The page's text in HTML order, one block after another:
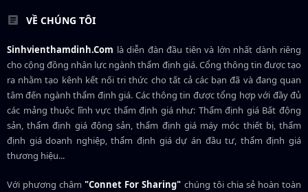
VỀ CHÚNG TÔI
Sinhvienthamdinh.Com là diễn đàn đầu tiên và lớn nhất dành riêng
cho cộng đồng nhân lực ngànhthẩm định giá. Cổng thông tin được tạo
ra nhằm tạo kênh kết nối tri thức cho tất cả các bạn đã và đang quan
tâm đến ngành thẩm định giá. Các thông tin được tổng hợp với đầy đủ
các mảng thuộc lĩnh vực thẩm định giá như: Thẩm định giá Bất động
sản, thẩm định giá động sản, thẩm định giá máy móc thiết bị, thẩm
định giá doanh nghiệp, thẩm định giá dự án đầu tư, thẩm định giá
thương hiệu...
Với phương châm"Connet For Sharing" chúng tôi chia sẻ hoàn toàn